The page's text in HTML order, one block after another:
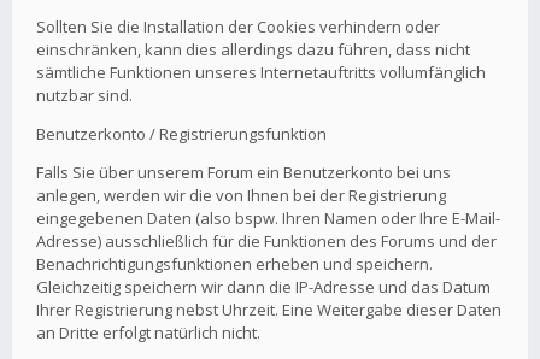
Sollten Sie die Installation der Cookies verhindern oder
einschränken, kann dies allerdings dazu führen, dass nicht
sämtliche Funktionen unseres Internetauftritts vollumfänglich
nutzbar sind.
Benutzerkonto / Registrierungsfunktion
Falls Sie über unserem Forum ein Benutzerkonto bei uns
anlegen, werden wir die von Ihnen bei der Registrierung
eingegebenen Daten (also bspw. Ihren Namen oder Ihre E-Mail-
Adresse) ausschließlich für die Funktionen des Forums und der
Benachrichtigungsfunktionen erheben und speichern.
Gleichzeitig speichern wir dann die IP-Adresse und das Datum
Ihrer Registrierung nebst Uhrzeit. Eine Weitergabe dieser Daten
an Dritte erfolgt natürlich nicht.